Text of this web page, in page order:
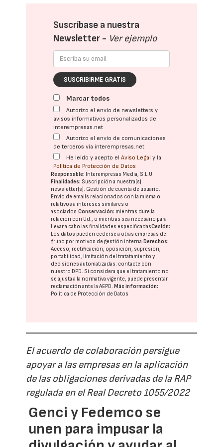
Suscríbase a nuestra
Newsletter - Ver ejemplo
SUSCRIBIRME GRATIS
Marcar todos
Autorizo el envío de newsletters y
avisos informativos personalizados de
interempresas.net
Autorizo el envío de comunicaciones
de terceros vía interempresas.net
He leído y acepto elAviso Legal y la
Política de Protección de Datos
Responsable: Interempresas Media, S.L.U.
Finalidades: Suscripción a nuestra(s)
newsletter(s). Gestión de cuenta de usuario.
Envío de emails relacionados con la misma o
relativos a intereses similares o
asociados.Conservación: mientras dure la
relación con Ud., o mientras sea necesario para
llevar a cabo las finalidades especificadasCesión:
Los datos pueden cederse a otras empresas del
grupo por motivos de gestión interna.Derechos:
Acceso, rectificación, oposición, supresión,
portabilidad, limitación del tratatamiento y
decisiones automatizadas: contacte con
nuestro DPD. Si considera que el tratamiento no
se ajusta a la normativa vigente, puede presentar
reclamación ante laAEPD.Más información:
Política de Protección de Datos
El acuerdo de colaboración persigue
apoyar a las empresas en la aplicación
de las obligaciones derivadas de la RAP
regulada en el Real Decreto 1055/2022
Genci y Fedemco se
unen para impusar la